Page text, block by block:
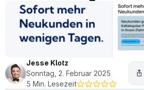
Jesse Klotz
Sonntag, 2. Februar 2025
5 Min. Lesezeit